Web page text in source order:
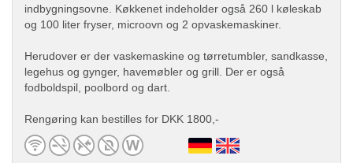
indbygningsovne. Køkkenet indeholder også 260 l køleskab
og 100 liter fryser, microovn og 2 opvaskemaskiner.
Herudover er der vaskemaskine og tørretumbler, sandkasse,
legehus og gynger, havemøbler og grill. Der er også
fodboldspil, poolbord og dart.
Rengøring kan bestilles for DKK 1800,-